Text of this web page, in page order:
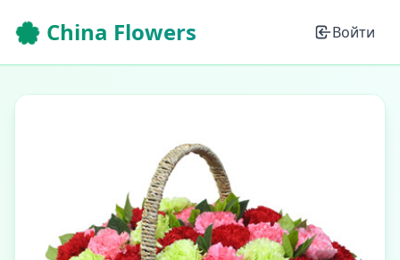
🌸 China Flowers Войти